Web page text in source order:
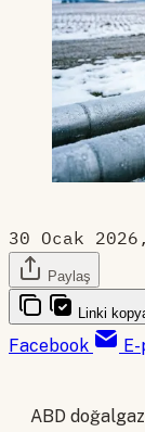
30 Ocak
Paylaş
Linki
Facebook
ABD